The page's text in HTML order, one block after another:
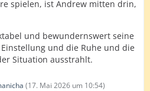
spielen, ist Andrew mitten drin,
und bewundernswert seine
und die Ruhe und die
Situation ausstrahlt.
(17. Mai 2026 um 10:54)